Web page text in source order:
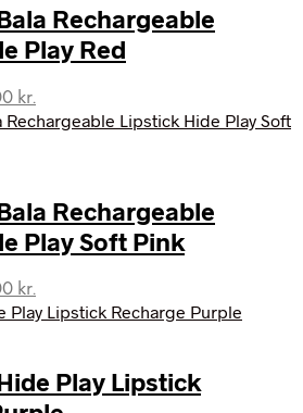
208,00 kr..
Rechargeable
Play Red
kr.
aktuelle
Rechargeable
Play Soft Pink
kr..
kr.
aktuelle
244,00 kr..
Play Lipstick